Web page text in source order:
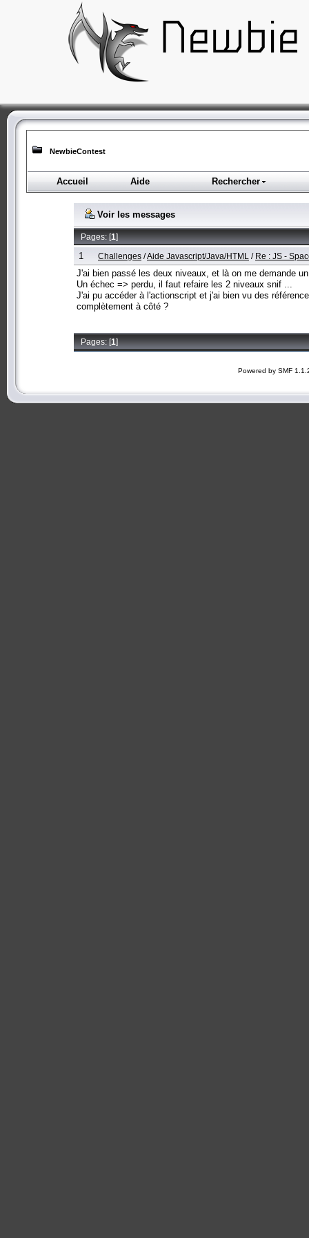
NewbieContest
Accueil Aide Rechercher
Voir les messages
Pages: [1]
1 Challenges /Aide Javascript/Java/HTML / Re : JS -
J'ai bien passé les deux niveaux, et là on me demande
Un échec => perdu, il faut refaire les 2 niveaux snif ...
J'ai pu accéder à l'actionscript et j'ai bien vu des
complètement à côté ?
Pages: [1]
Powered by SMF